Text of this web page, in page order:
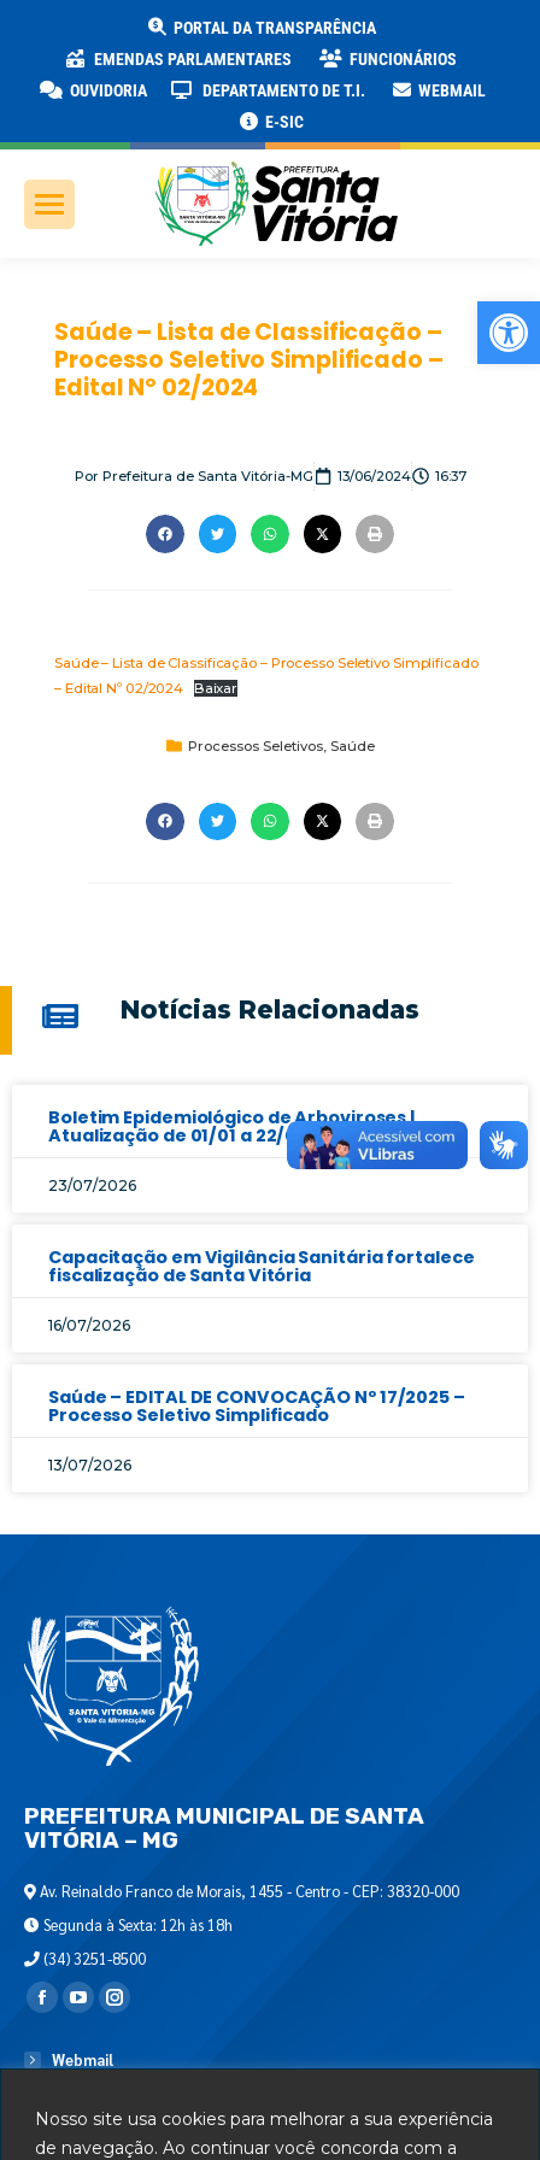
Nosso site usa cookies para melhorar a sua experiência
de navegação. Ao continuar você concorda com a
PORTAL DA TRANSPARÊNCIA
EMENDAS PARLAMENTARES
FUNCIONÁRIOS
OUVIDORIA
DEPARTAMENTO DE T.I.
WEBMAIL
E-SIC
Saúde – Lista de Classificação –
Processo Seletivo Simplificado –
Edital Nº 02/2024
PorPrefeitura de Santa Vitória-MG 13/06/2024 16:37
Saúde – Lista de Classificação – Processo Seletivo Simplificado
– Edital Nº 02/2024
Baixar
Processos Seletivos, Saúde
Notícias Relacionadas
Boletim Epidemiológico de Arboviroses |
Atualização de 01/01 a 22/07/2026
23/07/2026
Capacitação em Vigilância Sanitária fortalece
fiscalização de Santa Vitória
16/07/2026
Saúde – EDITAL DE CONVOCAÇÃO Nº 17/2025 –
Processo Seletivo Simplificado
13/07/2026
PREFEITURA MUNICIPAL DE SANTA
VITÓRIA – MG
Av. Reinaldo Franco de Morais, 1455 - Centro - CEP: 38320-000
Segunda à Sexta: 12h às 18h
(34) 3251-8500
Encontre-nos em:
Webmail
Serviços